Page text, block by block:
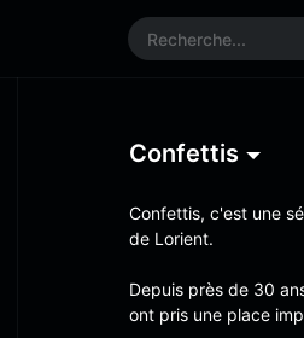
Confettis
Confettis, c'est une
de Lorient.
Depuis près de 30
ont pris une place